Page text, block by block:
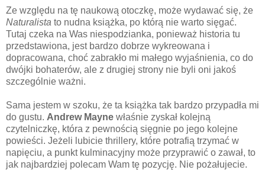
Ze względu na tę naukową otoczkę, może wydawać się, że
Naturalista to nudna książka, po którą nie warto sięgać.
Tutaj czeka na Was niespodzianka, ponieważ historia tu
przedstawiona, jest bardzo dobrze wykreowana i
dopracowana, choć zabrakło mi małego wyjaśnienia, co do
dwójki bohaterów, ale z drugiej strony nie byli oni jakoś
szczególnie ważni.
Sama jestem w szoku, że ta książka tak bardzo przypadła mi
do gustu. Andrew Mayne właśnie zyskał kolejną
czytelniczkę, która z pewnością sięgnie po jego kolejne
powieści. Jeżeli lubicie thrillery, które potrafią trzymać w
napięciu, a punkt kulminacyjny może przyprawić o zawał, to
jak najbardziej polecam Wam tę pozycję. Nie pożałujecie.